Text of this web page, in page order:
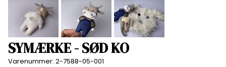
SYMÆRKE - SØD KO
Varenummer: 2-7588-05-001